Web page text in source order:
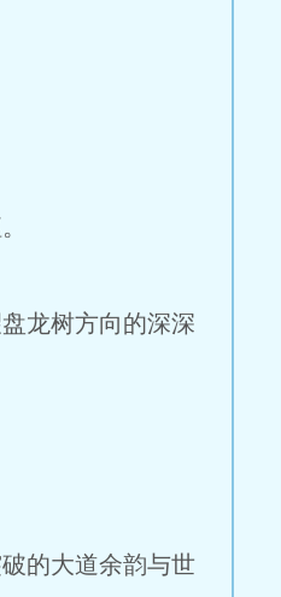
龙树方向的深深
的大道余韵与世